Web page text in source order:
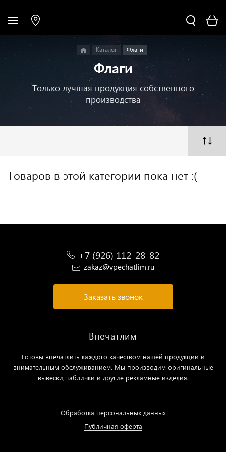
Каталог Флаги
Флаги
Только лучшая продукция собственного
производства
Товаров в этой категории пока нет :(
+7 (926) 112-28-82
zakaz@vpechatlim.ru
Заказать звонок
Впечатлим
Готовы впечатлить каждого качеством нашей продукции и
внимательным обслуживанием. Мы производим оригинальные
вывески, таблички и другие рекламные изделия.
Обработка персональных данных
Публичная оферта